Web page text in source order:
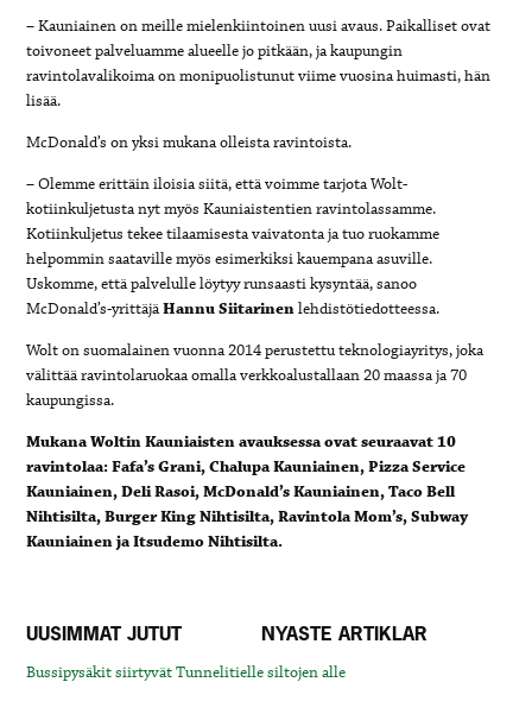
– Kauniainen on meille mielenkiintoinen uusi avaus. Paikalliset ovat
toivoneet palveluamme alueelle jo pitkään, ja kaupungin
ravintolavalikoima on monipuolistunut viime vuosina huimasti, hän
lisää.
McDonald’s on yksi mukana olleista ravintoista.
– Olemme erittäin iloisia siitä, että voimme tarjota Wolt-
kotiinkuljetusta nyt myös Kauniaistentien ravintolassamme.
Kotiinkuljetus tekee tilaamisesta vaivatonta ja tuo ruokamme
helpommin saataville myös esimerkiksi kauempana asuville.
Uskomme, että palvelulle löytyy runsaasti kysyntää, sanoo
McDonald’s-yrittäjäHannu Siitarinenlehdistötiedotteessa.
Wolt on suomalainen vuonna 2014 perustettu teknologiayritys, joka
välittää ravintolaruokaa omallaverkkoalustallaan 20 maassa ja 70
kaupungissa.
Mukana Woltin Kauniaisten avauksessa ovat seuraavat 10
ravintolaa:Fafa’s Grani, Chalupa Kauniainen, Pizza Service
Kauniainen, Deli Rasoi, McDonald’s Kauniainen, Taco Bell
Nihtisilta, Burger King Nihtisilta, Ravintola Mom’s, Subway
Kauniainen ja Itsudemo Nihtisilta.
UUSIMMAT JUTUT NYASTE ARTIKLAR
Bussipysäkit siirtyvät Tunnelitielle siltojen alle